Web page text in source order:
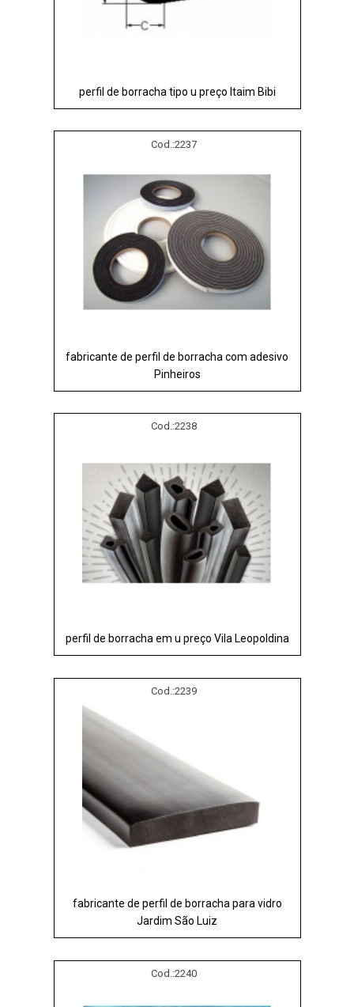
perfil de borracha tipo u preço Itaim Bibi
Cod.:2237
fabricante de perfil de borracha com adesivo
Pinheiros
Cod.:2238
perfil de borracha em u preço Vila Leopoldina
Cod.:2239
fabricante de perfil de borracha para vidro
Jardim São Luiz
Cod.:2240